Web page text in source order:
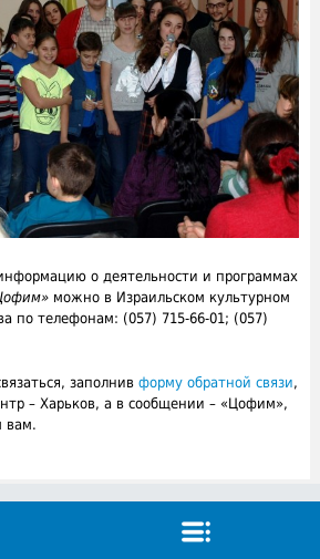
о деятельности и программах
можно в Израильском культурном
по телефонам: (057) 715-66-01; (057)
заполнив форму обратной связи,
– Харьков, а в сообщении – «Цофим»,
вам.